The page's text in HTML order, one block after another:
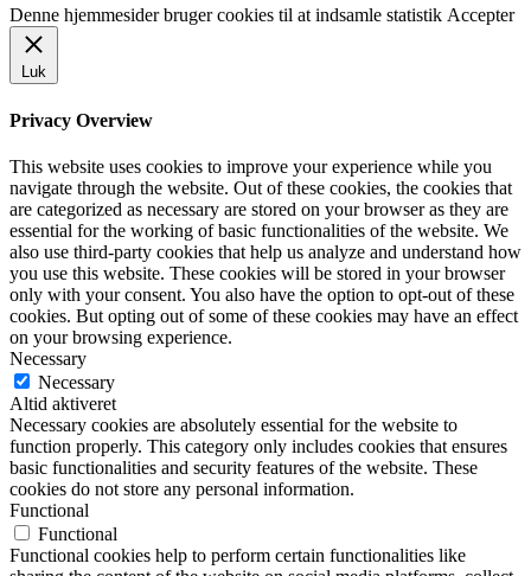
Denne hjemmesider bruger cookies til at indsamle statistik Accepter
Luk
Privacy Overview
This website uses cookies to improve your experience while you
navigate through the website. Out of these cookies, the cookies that
are categorized as necessary are stored on your browser as they are
essential for the working of basic functionalities of the website. We
also use third-party cookies that help us analyze and understand how
you use this website. These cookies will be stored in your browser
only with your consent. You also have the option to opt-out of these
cookies. But opting out of some of these cookies may have an effect
on your browsing experience.
Necessary
Necessary
Altid aktiveret
Necessary cookies are absolutely essential for the website to
function properly. This category only includes cookies that ensures
basic functionalities and security features of the website. These
cookies do not store any personal information.
Functional
Functional
Functional cookies help to perform certain functionalities like